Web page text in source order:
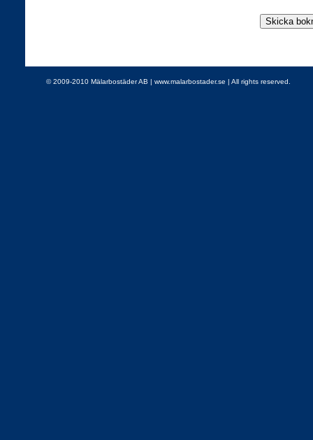
© 2009-2010 Mälarbostäder AB | www.malarbostader.se | All rights reserved.